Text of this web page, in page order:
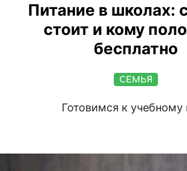
Питание в школах:
стоит и кому
бесплатно
СЕМЬЯ
Готовимся к учебному